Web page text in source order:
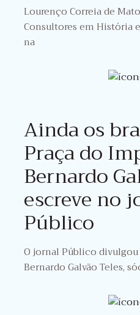
Lourenço Correia de
Consultores em História
na
Ainda os
Praça do
Bernardo
escreve no
Público
O jornal Público
Bernardo Galvão Teles,